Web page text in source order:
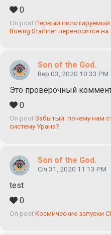
0
On post Первый пилотируемый
Boeing Starliner переносится на
Son of the God.
Вер 03, 2020 10:33 PM
Это проверочный
0
On post Забытый: почему нам
систему Урана?
Son of the God.
Січ 31, 2020 11:13 PM
test
0
On post Космические запуски